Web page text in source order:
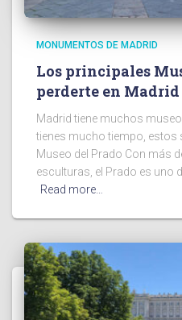
MONUMENTOS DE MADRID
Los principales
perderte en Madrid
Madrid tiene muchos
tienes mucho tiempo, estos
Museo del Prado Con más
esculturas, el Prado es uno
Read more…